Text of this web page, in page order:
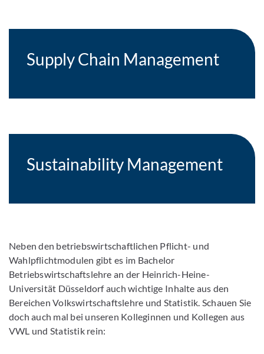
Supply Chain Management
Sustainability Management
Neben den betriebswirtschaftlichen Pflicht- und
Wahlpflichtmodulen gibt es im Bachelor
Betriebswirtschaftslehre an der Heinrich-Heine-
Universität Düsseldorf auch wichtige Inhalte aus den
Bereichen Volkswirtschaftslehre und Statistik. Schauen Sie
doch auch mal bei unseren Kolleginnen und Kollegen aus
VWL und Statistik rein: